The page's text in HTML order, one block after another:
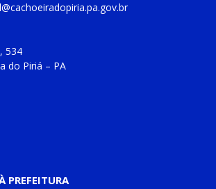
534
do Piriá – PA
PREFEITURA